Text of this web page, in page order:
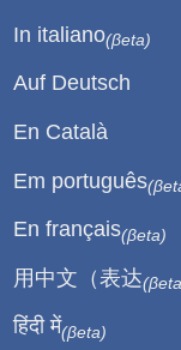
In italiano(βeta)
Auf Deutsch
En Català
Em português
En français(βeta)
用中文（表达
हिंदी में(βeta)